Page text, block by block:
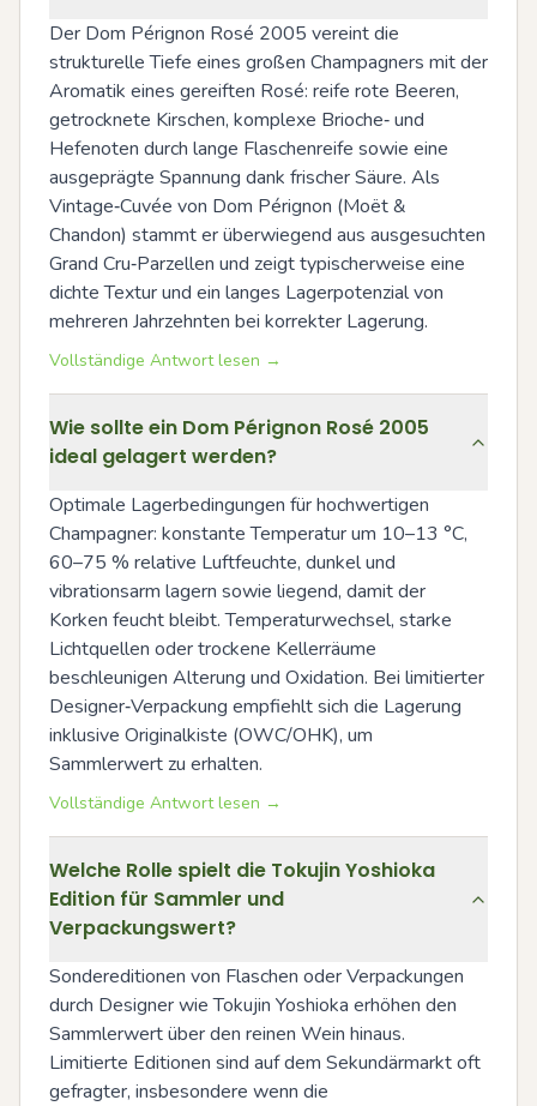
Der Dom Pérignon Rosé 2005 vereint die
strukturelle Tiefe eines großen Champagners mit der
Aromatik eines gereiften Rosé: reife rote Beeren,
getrocknete Kirschen, komplexe Brioche‑ und
Hefenoten durch lange Flaschenreife sowie eine
ausgeprägte Spannung dank frischer Säure. Als
Vintage‑Cuvée von Dom Pérignon (Moët &
Chandon) stammt er überwiegend aus ausgesuchten
Grand Cru‑Parzellen und zeigt typischerweise eine
dichte Textur und ein langes Lagerpotenzial von
mehreren Jahrzehnten bei korrekter Lagerung.
Vollständige Antwort lesen →
Wie sollte ein Dom Pérignon Rosé 2005
ideal gelagert werden?
Optimale Lagerbedingungen für hochwertigen
Champagner: konstante Temperatur um 10–13 °C,
60–75 % relative Luftfeuchte, dunkel und
vibrationsarm lagern sowie liegend, damit der
Korken feucht bleibt. Temperaturwechsel, starke
Lichtquellen oder trockene Kellerräume
beschleunigen Alterung und Oxidation. Bei limitierter
Designer‑Verpackung empfiehlt sich die Lagerung
inklusive Originalkiste (OWC/OHK), um
Sammlerwert zu erhalten.
Vollständige Antwort lesen →
Welche Rolle spielt die Tokujin Yoshioka
Edition für Sammler und
Verpackungswert?
Sondereditionen von Flaschen oder Verpackungen
durch Designer wie Tokujin Yoshioka erhöhen den
Sammlerwert über den reinen Wein hinaus.
Limitierte Editionen sind auf dem Sekundärmarkt oft
gefragter, insbesondere wenn die